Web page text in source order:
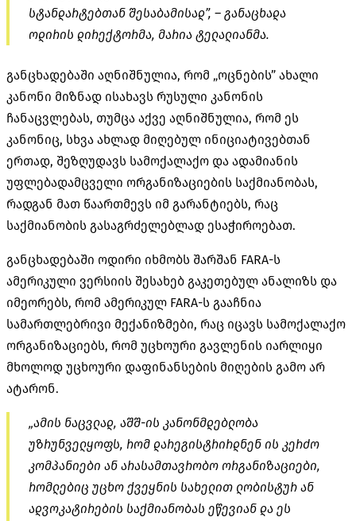
სტანდარტებთან შესაბამისად”, – განაცხადა
ოდირის დირექტორმა, მარია ტელალიანმა.
განცხადებაში აღნიშნულია, რომ „ოცნების” ახალი
კანონი მიზნად ისახავს რუსული კანონის
ჩანაცვლებას, თუმცა აქვე აღნიშნულია, რომ ეს
კანონიც, სხვა ახლად მიღებულ ინიციატივებთან
ერთად, შეზღუდავს სამოქალაქო და ადამიანის
უფლებადამცველი ორგანიზაციების საქმიანობას,
რადგან მათ წაართმევს იმ გარანტიებს, რაც
საქმიანობის გასაგრძელებლად ესაჭიროებათ.
განცხადებაში ოდირი იხმობს შარშან FARA-ს
ამერიკული ვერსიის შესახებ გაკეთებულ ანალიზს და
იმეორებს, რომ ამერიკულ FARA-ს გააჩნია
სამართლებრივი მექანიზმები, რაც იცავს სამოქალაქო
ორგანიზაციებს, რომ უცხოური გავლენის იარლიყი
მხოლოდ უცხოური დაფინანსების მიღების გამო არ
ატარონ.
„ამის ნაცვლად, აშშ-ის კანონმდებლობა
უზრუნველყოფს, რომ დარეგისტრირდნენ ის კერძო
კომპანიები ან არასამთავრობო ორგანიზაციები,
რომლებიც უცხო ქვეყნის სახელით ლობისტურ ან
ადვოკატირების საქმიანობას ეწევიან და ეს